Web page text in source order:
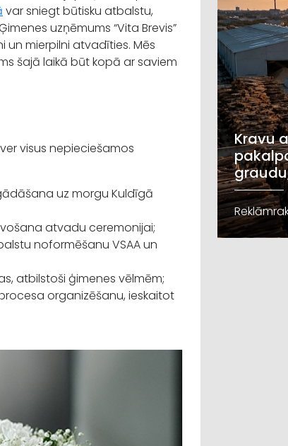
var sniegt būtisku atbalstu,
uzņēmums “Vita Brevis”
un mierpilni atvadīties. Mēs
šajā laikā būt kopā ar saviem
visus nepieciešamos
uz morgu Kuldīgā
atvadu ceremonijai;
noformēšanu VSAA un
atbilstoši ģimenes vēlmēm;
organizēšanu, ieskaitot
Kravu